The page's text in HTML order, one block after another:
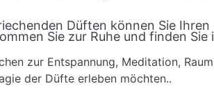
Düften können Sie
Sie zur Ruhe und finden
zur Entspannung, Meditation,
der Düfte erleben möchten..